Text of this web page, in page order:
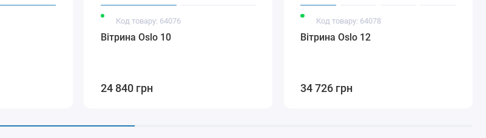
Код товару: 64076
Вітрина Oslo 10
24 840 грн
Код товару: 64078
Вітрина Oslo 12
34 726 грн